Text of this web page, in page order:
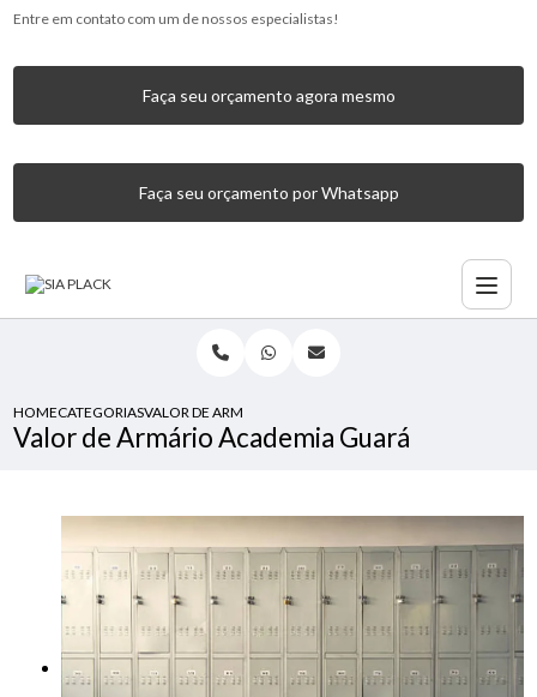
Entre em contato com um de nossos especialistas!
Faça seu orçamento agora mesmo
Faça seu orçamento por Whatsapp
HOMECATEGORIASVALOR DE ARMÁRIO ACADEMIA GUARÁ
Valor de Armário Academia Guará